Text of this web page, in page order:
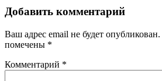
Добавить комментарий
Ваш адрес email не будет опубликован.
помечены *
Комментарий *